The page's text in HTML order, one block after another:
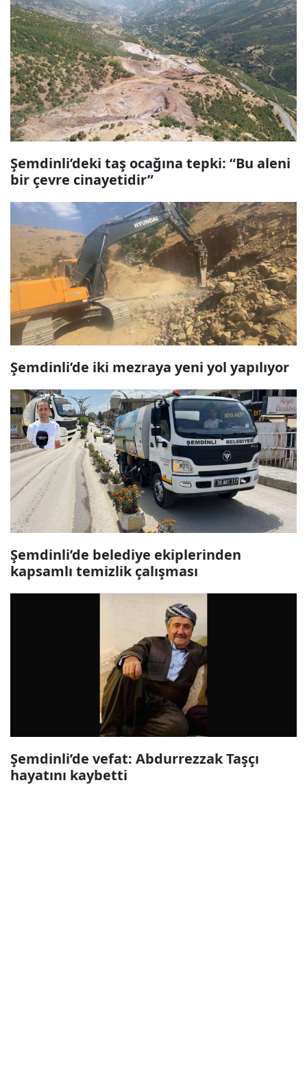
Şemdinli’deki taş ocağına tepki: “Bu aleni
bir çevre cinayetidir”
Şemdinli’de iki mezraya yeni yol yapılıyor
Şemdinli’de belediye ekiplerinden
kapsamlı temizlik çalışması
Şemdinli’de vefat: Abdurrezzak Taşçı
hayatını kaybetti